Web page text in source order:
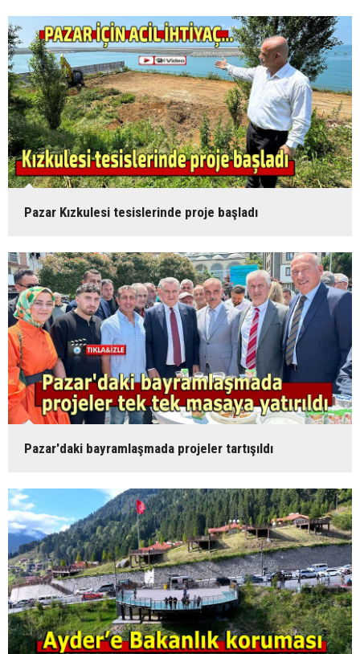
Pazar Kızkulesi tesislerinde proje başladı
Pazar'daki bayramlaşmada projeler tartışıldı